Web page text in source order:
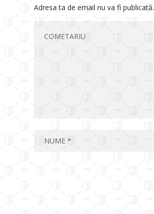
Adresa ta de email nu va fi publicată.